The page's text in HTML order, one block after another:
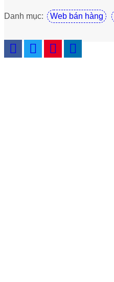
Danh mục: Web bán hàng